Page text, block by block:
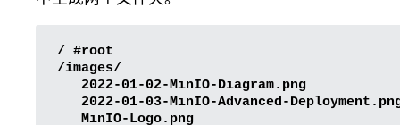
/ #root
/images/
   2022-01-02-MinIO-Diagram.png
2022-01-03-MinIO-Advanced-
   MinIO-Logo.png